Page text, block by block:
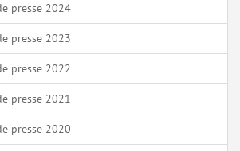
presse 2024
presse 2023
presse 2022
presse 2021
presse 2020